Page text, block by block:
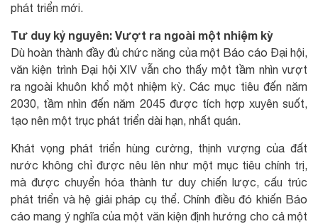
phát triển mới.
Tư duy kỷ nguyên: Vượt ra ngoài một nhiệm kỳ
Dù hoàn thành đầy đủ chức năng của một Báo cáo Đại hội,
văn kiện trình Đại hội XIV vẫn cho thấy một tầm nhìn vượt
ra ngoài khuôn khổ một nhiệm kỳ. Các mục tiêu đến năm
2030, tầm nhìn đến năm 2045 được tích hợp xuyên suốt,
tạo nên một trục phát triển dài hạn, nhất quán.
Khát vọng phát triển hùng cường, thịnh vượng của đất
nước không chỉ được nêu lên như một mục tiêu chính trị,
mà được chuyển hóa thành tư duy chiến lược, cấu trúc
phát triển và hệ giải pháp cụ thể. Chính điều đó khiến Báo
cáo mang ý nghĩa của một văn kiện định hướng cho cả một